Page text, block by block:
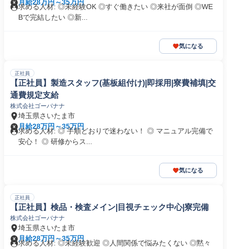
月給28万円～35万円
求める人材: ◎未経験OK ◎すぐ働きたい ◎来社が面倒 ◎WE
Bで完結したい ◎新...
気になる
正社員
【正社員】製造スタッフ(基板組付け)|即採用|寮費補填|交
通費規定支給
株式会社ゴーバナナ
埼玉県さいたま市
月給28万円～35万円
求める人材: ◎ 手順どおりで迷わない！ ◎ マニュアル完備で
安心！ ◎ 研修からス...
気になる
正社員
【正社員】検品・検査メイン|目視チェック中心|寮完備
株式会社ゴーバナナ
埼玉県さいたま市
月給28万円～35万円
求める人材: ◎未経験歓迎 ◎人間関係で悩みたくない ◎黙々